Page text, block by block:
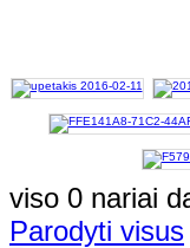
viso 0 nariai
Parodyti visus